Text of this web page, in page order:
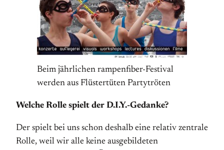
Beim jährlichen rampenfiber-Festival
werden aus Flüstertüten Partytröten
Welche Rolle spielt der D.I.Y.-Gedanke?
Der spielt bei uns schon deshalb eine relativ zentrale
Rolle, weil wir alle keine ausgebildeten